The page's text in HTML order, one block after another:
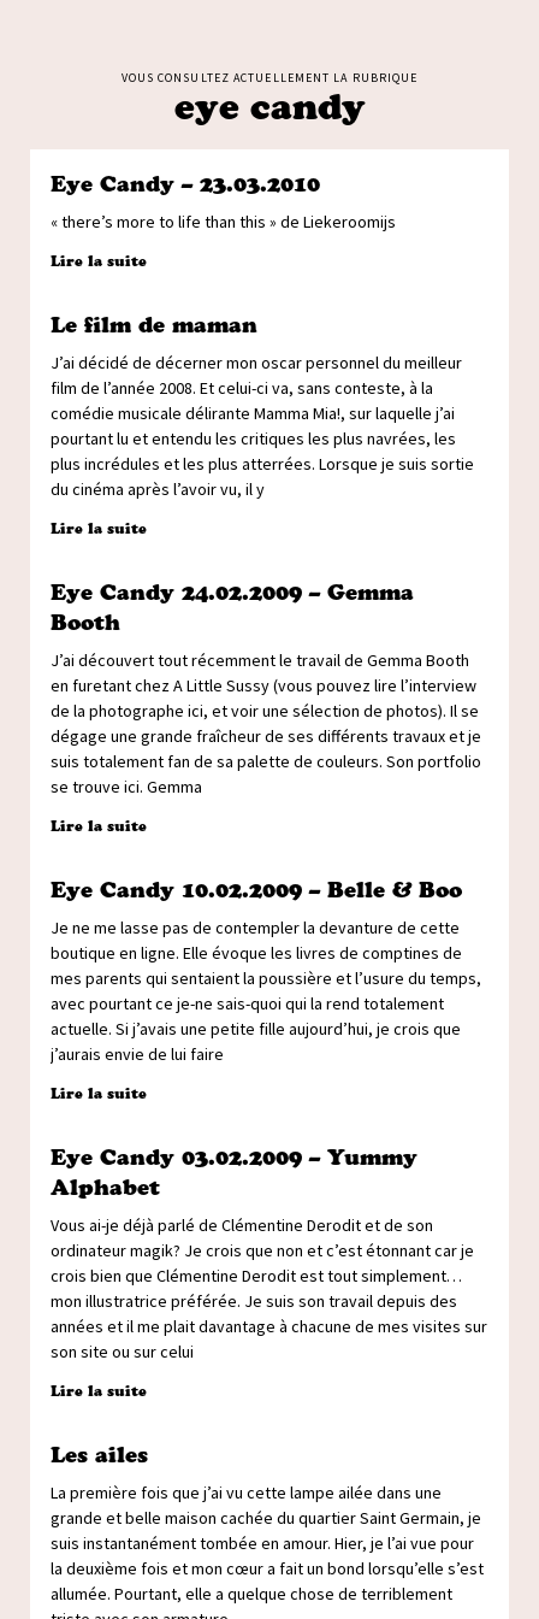
VOUS CONSULTEZ ACTUELLEMENT LA RUBRIQUE
eye candy
Eye Candy – 23.03.2010
« there’s more to life than this » de Liekeroomijs
Lire la suite
Le film de maman
J’ai décidé de décerner mon oscar personnel du meilleur
film de l’année 2008. Et celui-ci va, sans conteste, à la
comédie musicale délirante Mamma Mia!, sur laquelle j’ai
pourtant lu et entendu les critiques les plus navrées, les
plus incrédules et les plus atterrées. Lorsque je suis sortie
du cinéma après l’avoir vu, il y
Lire la suite
Eye Candy 24.02.2009 – Gemma
Booth
J’ai découvert tout récemment le travail de Gemma Booth
en furetant chez A Little Sussy (vous pouvez lire l’interview
de la photographe ici, et voir une sélection de photos). Il se
dégage une grande fraîcheur de ses différents travaux et je
suis totalement fan de sa palette de couleurs. Son portfolio
se trouve ici. Gemma
Lire la suite
Eye Candy 10.02.2009 – Belle & Boo
Je ne me lasse pas de contempler la devanture de cette
boutique en ligne. Elle évoque les livres de comptines de
mes parents qui sentaient la poussière et l’usure du temps,
avec pourtant ce je-ne sais-quoi qui la rend totalement
actuelle. Si j’avais une petite fille aujourd’hui, je crois que
j’aurais envie de lui faire
Lire la suite
Eye Candy 03.02.2009 – Yummy
Alphabet
Vous ai-je déjà parlé de Clémentine Derodit et de son
ordinateur magik? Je crois que non et c’est étonnant car je
crois bien que Clémentine Derodit est tout simplement…
mon illustratrice préférée. Je suis son travail depuis des
années et il me plait davantage à chacune de mes visites sur
son site ou sur celui
Lire la suite
Les ailes
La première fois que j’ai vu cette lampe ailée dans une
grande et belle maison cachée du quartier Saint Germain, je
suis instantanément tombée en amour. Hier, je l’ai vue pour
la deuxième fois et mon cœur a fait un bond lorsqu’elle s’est
allumée. Pourtant, elle a quelque chose de terriblement